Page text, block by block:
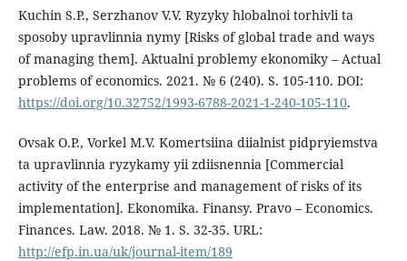
Kuchin S.P., Serzhanov V.V. Ryzyky hlobalnoi torhivli ta
sposoby upravlinnia nymy [Risks of global trade and ways
of managing them]. Aktualni problemy ekonomiky – Actual
problems of economics. 2021. № 6 (240). S. 105-110. DOI:
https://doi.org/10.32752/1993-6788-2021-1-240-105-110.
Ovsak O.P., Vorkel M.V. Komertsiina diialnist pidpryiemstva
ta upravlinnia ryzykamy yii zdiisnennia [Commercial
activity of the enterprise and management of risks of its
implementation]. Ekonomika. Finansy. Pravo – Economics.
Finanсes. Law. 2018. № 1. S. 32-35. URL:
http://efp.in.ua/uk/journal-item/189